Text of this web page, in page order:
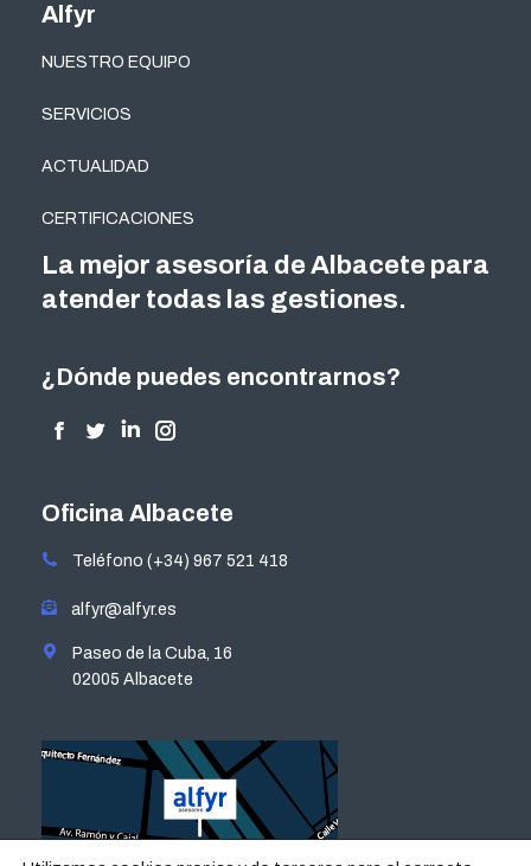
Alfyr
NUESTRO EQUIPO
SERVICIOS
ACTUALIDAD
CERTIFICACIONES
Oficina Albacete
Teléfono (+34) 967 521 418
alfyr@alfyr.es
Paseo de la Cuba, 16
02005 Albacete
¿Dónde puedes encontrarnos?
Encuéntranos en:
Facebook
opens
new
Twitter
opens
new
Linkedin
opens
new
Instagram
opens
new
La mejor asesoría de Albacete para
atender todas las gestiones.